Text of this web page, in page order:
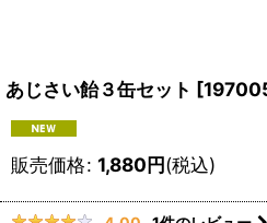
あじさい飴３缶セット [
販売価格: 1,880円(税込)